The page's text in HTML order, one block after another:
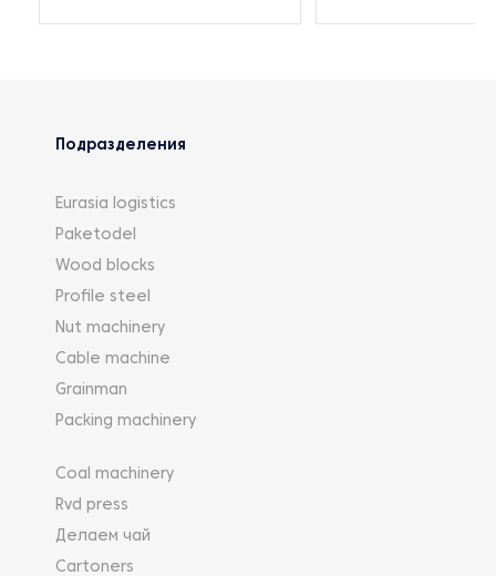
Подразделения
Eurasia logistics
Paketodel
Wood blocks
Profile steel
Nut machinery
Cable machine
Grainman
Packing machinery
Coal machinery
Rvd press
Делаем чай
Cartoners